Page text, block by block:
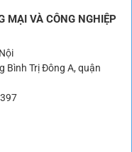
MẠI VÀ CÔNG NGHIỆP
Bình Trị Đông A, quận